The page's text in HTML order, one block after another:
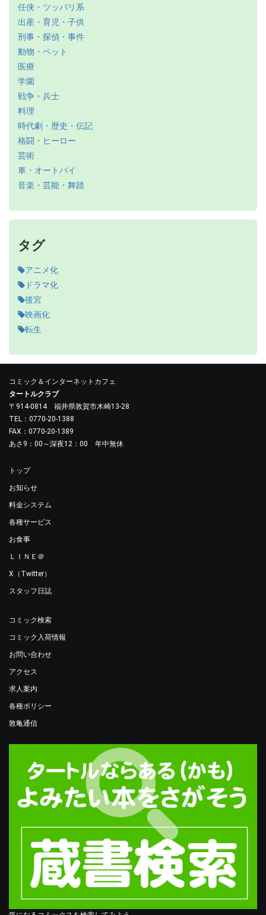
任侠・ツッパリ系
出産・育児・子供
刑事・探偵・事件
動物・ペット
医療
学園
戦争・兵士
料理
時代劇・歴史・伝記
格闘・ヒーロー
芸術
車・オートバイ
音楽・芸能・舞踏
タグ
アニメ化
ドラマ化
後宮
映画化
転生
コミック＆インターネットカフェ
タートルクラブ
〒914-0814 福井県敦賀市木崎13-28
TEL：0770-20-1388
FAX：0770-20-1389
あさ9：00～深夜12：00 年中無休
トップ
お知らせ
料金システム
各種サービス
お食事
ＬＩＮＥ＠
X（Twitter）
スタッフ日誌
コミック検索
コミック入荷情報
お問い合わせ
アクセス
求人案内
各種ポリシー
敦亀通信